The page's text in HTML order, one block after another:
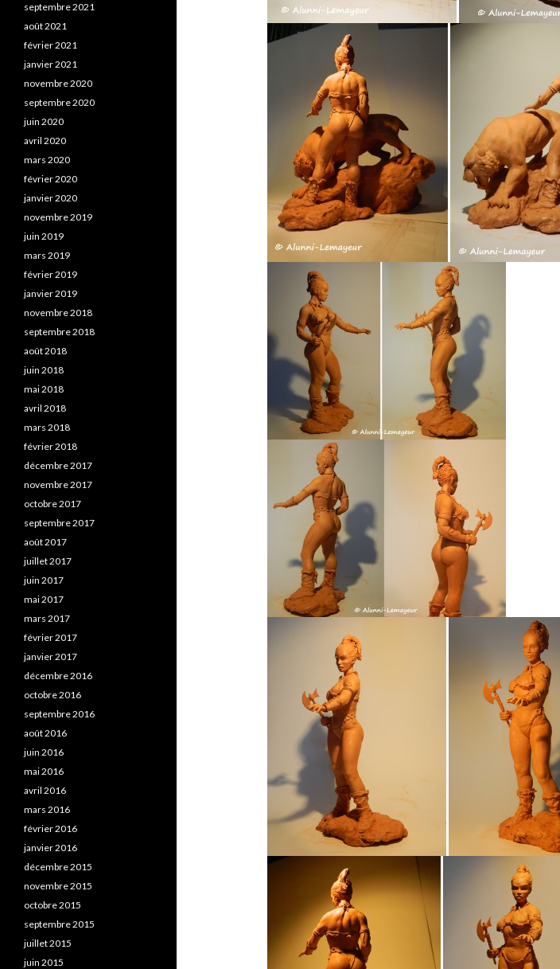
septembre 2021
août 2021
février 2021
janvier 2021
novembre 2020
septembre 2020
juin 2020
avril 2020
mars 2020
février 2020
janvier 2020
novembre 2019
juin 2019
mars 2019
février 2019
janvier 2019
novembre 2018
septembre 2018
août 2018
juin 2018
mai 2018
avril 2018
mars 2018
février 2018
décembre 2017
novembre 2017
octobre 2017
septembre 2017
août 2017
juillet 2017
juin 2017
mai 2017
mars 2017
février 2017
janvier 2017
décembre 2016
octobre 2016
septembre 2016
août 2016
juin 2016
mai 2016
avril 2016
mars 2016
février 2016
janvier 2016
décembre 2015
novembre 2015
octobre 2015
septembre 2015
juillet 2015
juin 2015